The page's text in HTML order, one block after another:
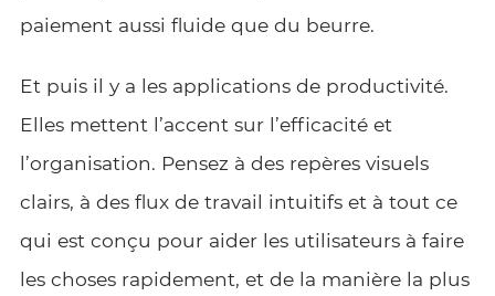
paiement aussi fluide que du beurre.
Et puis il y a les applications de productivité.
Elles mettent l’accent sur l’efficacité et
l’organisation. Pensez à des repères visuels
clairs, à des flux de travail intuitifs et à tout ce
qui est conçu pour aider les utilisateurs à faire
les choses rapidement, et de la manière la plus